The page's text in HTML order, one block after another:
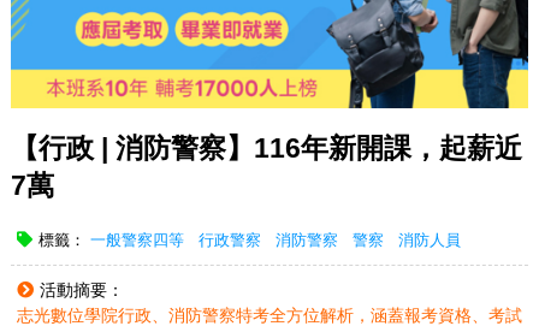
【行政 | 消防警察】116年新開課，起薪近
7萬
標籤： 一般警察四等 行政警察 消防警察 警察 消防人員
活動摘要：
志光數位學院行政、消防警察特考全方位解析，涵蓋報考資格、考試